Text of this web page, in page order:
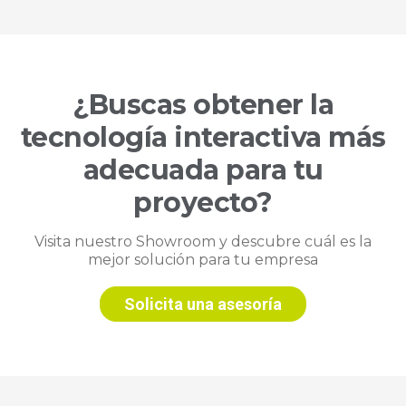
¿Buscas obtener la
tecnología interactiva más
adecuada para tu
proyecto?
Visita nuestro Showroom y descubre cuál es la
mejor solución para tu empresa
Solicita una asesoría